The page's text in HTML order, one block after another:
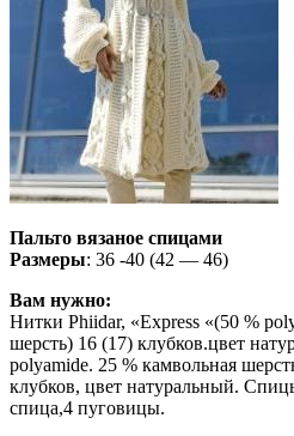
Пальто вязаное спицами
Размеры: 36 -40 (42 — 46)
Вам нужно:
Нитки Phiidar, «Express «(50 %
шерсть) 16 (17) клубков.цвет
polyamide. 25 % камвольная
клубков, цвет натуральный.
спица,4 пуговицы.